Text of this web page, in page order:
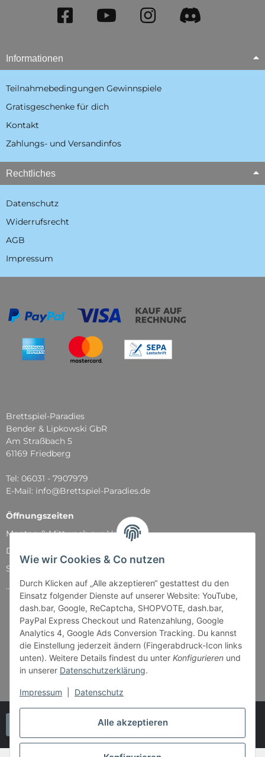
Alle akzeptieren
Wie wir Cookies & Co nutzen
Durch Klicken auf „Alle akzeptieren“ gestattest du den
Einsatz folgender Dienste auf unserer Website: YouTube,
dash.bar, Google, ReCaptcha, SHOPVOTE, dash.bar,
PayPal Express Checkout und Ratenzahlung, Google
Analytics 4, Google Ads Conversion Tracking. Du kannst
die Einstellung jederzeit ändern (Fingerabdruck-Icon links
unten). Weitere Details findest du unter Konfigurieren und
in unserer Datenschutzerklärung.
Impressum Datenschutz
Informationen
Teilnahmebedingungen Gewinnspiele
Gratisgeschenke für dich
Kontakt
Zahlungs- und Versandinfos
Rechtliches
Datenschutz
Widerrufsrecht
AGB
Impressum
Brettspiel-Paradies
Bender & Lipkowski GbR
Am Straßbach 5
61169 Friedberg
Tel: 06031 - 7907979
E-Mail: info@Brettspiel-Paradies.de
Öffnungszeiten
Montag & Mittwoch nur Versand
Dienstag, Donnerstag und Freitag: 11:00 - 18:30 Uhr
Samstag: 11:00 - 14:00 Uhr
...und natürlich während unserer Events